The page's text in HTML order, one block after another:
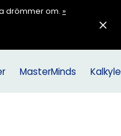
drömmer om. »
MasterMinds